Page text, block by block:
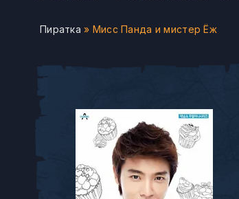
Пиратка » Мисс Панда и мистер Ёж